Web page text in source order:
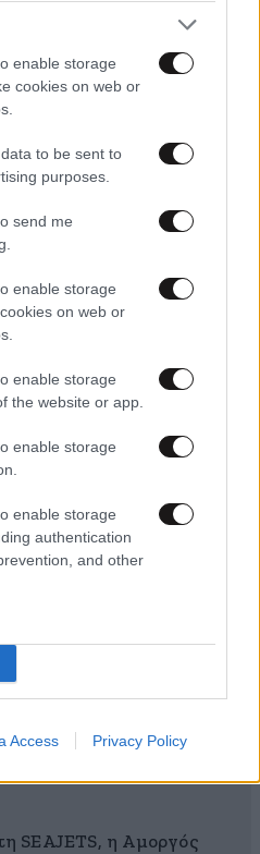
enable storage
cookies on web or
to be sent to
purposes.
send me
enable storage
on web or
enable storage
the website or app.
enable storage
enable storage
authentication
and other
Access Privacy Policy
σύμμαχος στην
& την ορμονική
πότε γεννήθηκες και
πω ποιες εμπειρίες θα
δώρο!
33 δράσεις, 4.000+
Πώς συνδυάζονται
τέλειο, εξατομικευμένο
SEAJETS, η Αμοργός